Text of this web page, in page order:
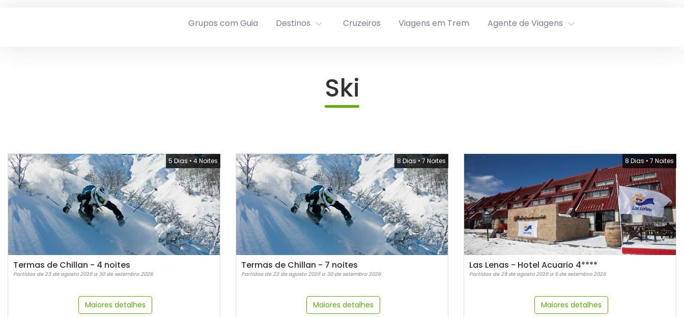
Grupos com Guia Destinos Cruzeiros Viagens em Trem Agente de Viagens
Ski
5 Dias • 4 Noites
Termas de Chillan - 4 noites
Partidas de 23 de agosto 2026 a 30 de setembro 2026
Maiores detalhes
8 Dias • 7 Noites
Termas de Chillan - 7 noites
Partidas de 23 de agosto 2026 a 30 de setembro 2026
Maiores detalhes
8 Dias • 7 Noites
Las Lenas - Hotel Acuario 4****
Partidas de 29 de agosto 2026 a 5 de setembro 2026
Maiores detalhes